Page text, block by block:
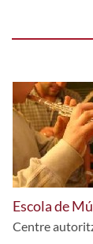
Escola de
Centre